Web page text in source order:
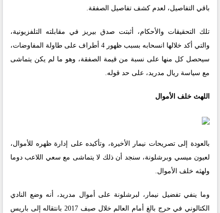
باقي التفاصيل، لعدم كشف تفاصيل الصفقة.
تلك التحقيقات والأحكام، أثبتت صدق بيريز في مقابلته التلفزيونية،
والتي أكد خلالها انسحابه بسبب ظهور 4 أطراف على طاولة المفاوضات،
سيحصل كل منها على نسبة من قيمة الصفقة، وهو ما لم يكن يتماشى
مع سياسة ريال مدريد، على حد قوله.
اللهث خلف الأموال
بالعودة إلى تصريحات نيمار الأخيرة، وتأكيده على إدارة ظهره للأموال،
لعيون ميسي وبرشلونة، سنجد أن ذلك لا يتماشى مع سعي اللاعب دوما
ولهثه خلف الأموال.
وما ينفي تفضيل نيمار، لبرشلونة على أموال مدريد، أنه وضع النادي
الكتالوني في حرج بالغ أمام العالم خلال صيف 2017 بانتقاله إلى باريس